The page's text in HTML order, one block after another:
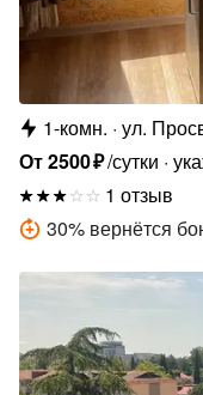
1-комн. ул.
От2500₽/сутки
1 отзыв
30% вернётся